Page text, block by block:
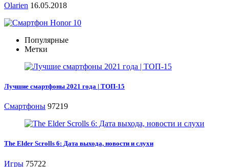
Olarien 16.05.2018
Популярные
Метки
Лучшие смартфоны 2021 года | ТОП-15
Смартфоны 97219
The Elder Scrolls 6: Дата выхода, новости и слухи
Игры 75722